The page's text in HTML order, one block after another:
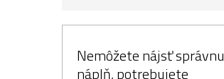
Nemôžete nájsť správnu
náplň, potrebujete